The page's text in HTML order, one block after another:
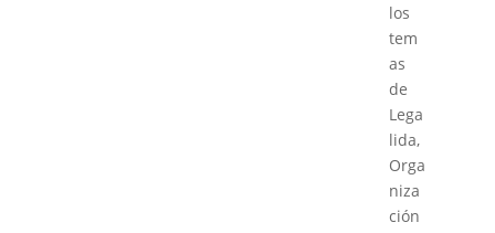
los
tem
as
de
Lega
lida,
Orga
niza
ción